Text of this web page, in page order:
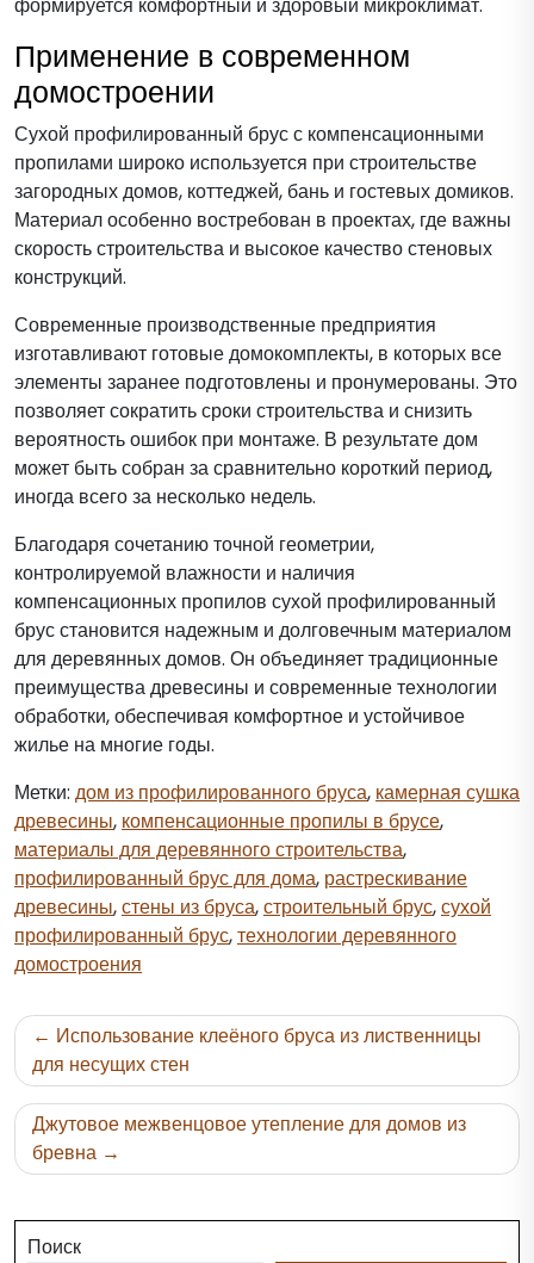
Применение в современном
домостроении
Сухой профилированный брус с компенсационными
пропилами широко используется при строительстве
загородных домов, коттеджей, бань и гостевых домиков.
Материал особенно востребован в проектах, где важны
скорость строительства и высокое качество стеновых
конструкций.
Современные производственные предприятия
изготавливают готовые домокомплекты, в которых все
элементы заранее подготовлены и пронумерованы. Это
позволяет сократить сроки строительства и снизить
вероятность ошибок при монтаже. В результате дом
может быть собран за сравнительно короткий период,
иногда всего за несколько недель.
Благодаря сочетанию точной геометрии,
контролируемой влажности и наличия
компенсационных пропилов сухой профилированный
брус становится надежным и долговечным материалом
для деревянных домов. Он объединяет традиционные
преимущества древесины и современные технологии
обработки, обеспечивая комфортное и устойчивое
жилье на многие годы.
Метки: дом из профилированного бруса, камерная сушка
древесины, компенсационные пропилы в брусе,
материалы для деревянного строительства,
профилированный брус для дома, растрескивание
древесины,стены из бруса,строительный брус,сухой
профилированный брус,технологии деревянного
домостроения
Навигация
по
записям
Использование клеёного бруса из лиственницы
для несущих стен
Джутовое межвенцовое утепление для домов из
бревна
Поиск